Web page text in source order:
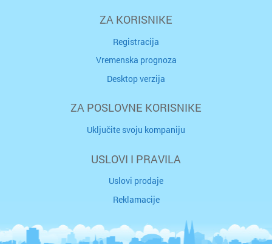
ZA KORISNIKE
Registracija
Vremenska prognoza
Desktop verzija
ZA POSLOVNE KORISNIKE
Uključite svoju kompaniju
USLOVI I PRAVILA
Uslovi prodaje
Reklamacije